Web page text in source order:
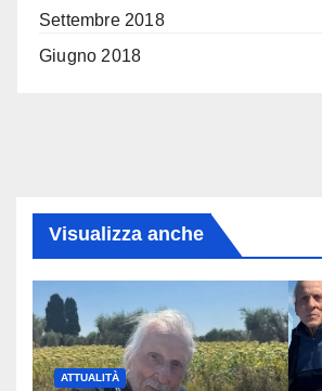
Settembre 2018
Giugno 2018
Visualizza anche
ATTUALITÀ